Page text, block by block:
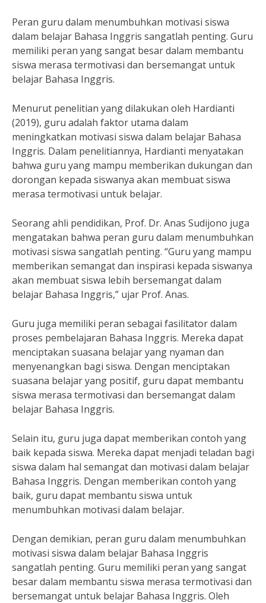
Peran guru dalam menumbuhkan motivasi siswa
dalam belajar Bahasa Inggris sangatlah penting. Guru
memiliki peran yang sangat besar dalam membantu
siswa merasa termotivasi dan bersemangat untuk
belajar Bahasa Inggris.
Menurut penelitian yang dilakukan oleh Hardianti
(2019), guru adalah faktor utama dalam
meningkatkan motivasi siswa dalam belajar Bahasa
Inggris. Dalam penelitiannya, Hardianti menyatakan
bahwa guru yang mampu memberikan dukungan dan
dorongan kepada siswanya akan membuat siswa
merasa termotivasi untuk belajar.
Seorang ahli pendidikan, Prof. Dr. Anas Sudijono juga
mengatakan bahwa peran guru dalam menumbuhkan
motivasi siswa sangatlah penting. “Guru yang mampu
memberikan semangat dan inspirasi kepada siswanya
akan membuat siswa lebih bersemangat dalam
belajar Bahasa Inggris,” ujar Prof. Anas.
Guru juga memiliki peran sebagai fasilitator dalam
proses pembelajaran Bahasa Inggris. Mereka dapat
menciptakan suasana belajar yang nyaman dan
menyenangkan bagi siswa. Dengan menciptakan
suasana belajar yang positif, guru dapat membantu
siswa merasa termotivasi dan bersemangat dalam
belajar Bahasa Inggris.
Selain itu, guru juga dapat memberikan contoh yang
baik kepada siswa. Mereka dapat menjadi teladan bagi
siswa dalam hal semangat dan motivasi dalam belajar
Bahasa Inggris. Dengan memberikan contoh yang
baik, guru dapat membantu siswa untuk
menumbuhkan motivasi dalam belajar.
Dengan demikian, peran guru dalam menumbuhkan
motivasi siswa dalam belajar Bahasa Inggris
sangatlah penting. Guru memiliki peran yang sangat
besar dalam membantu siswa merasa termotivasi dan
bersemangat untuk belajar Bahasa Inggris. Oleh